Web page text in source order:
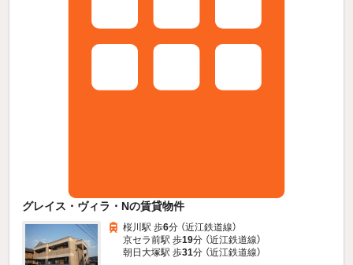
グレイス・ヴィラ・Nの賃貸物件
桜川駅 歩6分 （近江鉄道線）
京セラ前駅 歩19分 （近江鉄道線）
朝日大塚駅 歩31分 （近江鉄道線）